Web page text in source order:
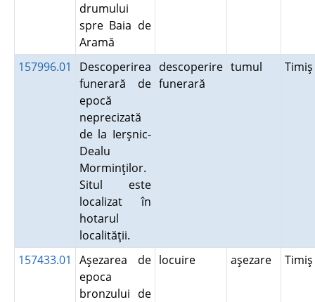
drumului
spre Baia de
Aramă
157996.01
Descoperirea
funerară de
epocă
neprecizată
de la Ierşnic-
Dealu
Morminţilor.
Situl este
localizat în
hotarul
localităţii.
descoperire
funerară
tumul
157433.01
Aşezarea de
epoca
bronzului de
locuire aşezare